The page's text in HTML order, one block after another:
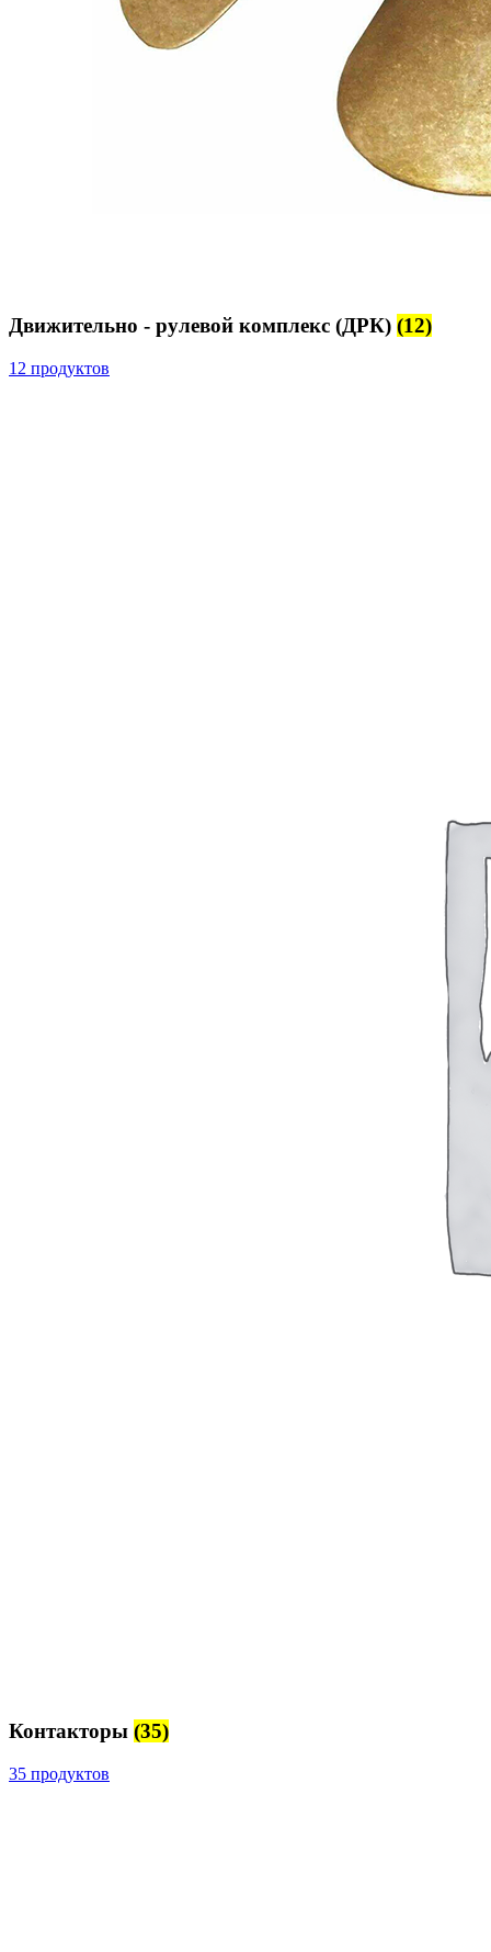
Движительно - рулевой комплекс (ДРК) (12)
12 продуктов
Контакторы (35)
35 продуктов